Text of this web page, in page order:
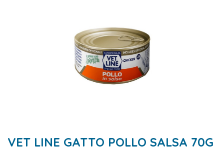
VET LINE GATTO POLLO SALSA 70G